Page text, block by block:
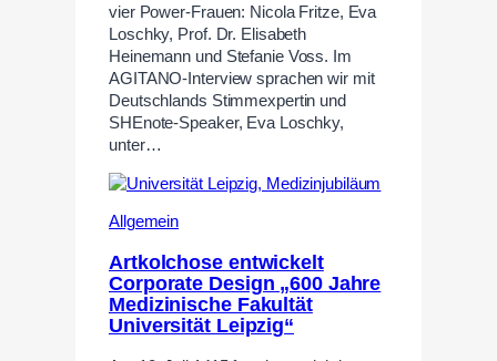
vier Power-Frauen: Nicola Fritze, Eva
Loschky, Prof. Dr. Elisabeth
Heinemann und Stefanie Voss. Im
AGITANO-Interview sprachen wir mit
Deutschlands Stimmexpertin und
SHEnote-Speaker, Eva Loschky,
unter…
Allgemein
Artkolchose entwickelt
Corporate Design „600 Jahre
Medizinische Fakultät
Universität Leipzig“